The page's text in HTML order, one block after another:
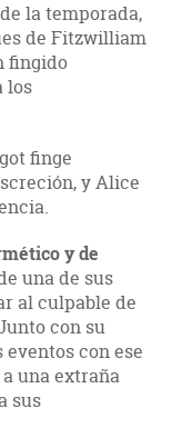
la temporada,
de Fitzwilliam
fingido
los
finge
y Alice
y de
una de sus
al culpable de
con su
con ese
una extraña
sus